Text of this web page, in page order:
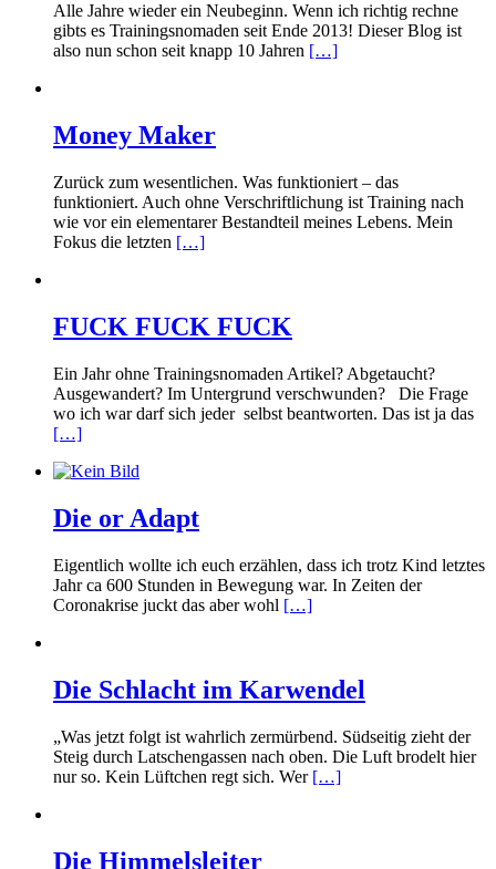
Alle Jahre wieder ein Neubeginn. Wenn ich richtig rechne
gibts es Trainingsnomaden seit Ende 2013! Dieser Blog ist
also nun schon seit knapp 10 Jahren […]
Money Maker
Zurück zum wesentlichen. Was funktioniert – das
funktioniert. Auch ohne Verschriftlichung ist Training nach
wie vor ein elementarer Bestandteil meines Lebens. Mein
Fokus die letzten […]
FUCK FUCK FUCK
Ein Jahr ohne Trainingsnomaden Artikel? Abgetaucht?
Ausgewandert? Im Untergrund verschwunden? Die Frage
wo ich war darf sich jeder selbst beantworten. Das ist ja das
[…]
Die or Adapt
Eigentlich wollte ich euch erzählen, dass ich trotz Kind letztes
Jahr ca 600 Stunden in Bewegung war. In Zeiten der
Coronakrise juckt das aber wohl […]
Die Schlacht im Karwendel
„Was jetzt folgt ist wahrlich zermürbend. Südseitig zieht der
Steig durch Latschengassen nach oben. Die Luft brodelt hier
nur so. Kein Lüftchen regt sich. Wer […]
Die Himmelsleiter